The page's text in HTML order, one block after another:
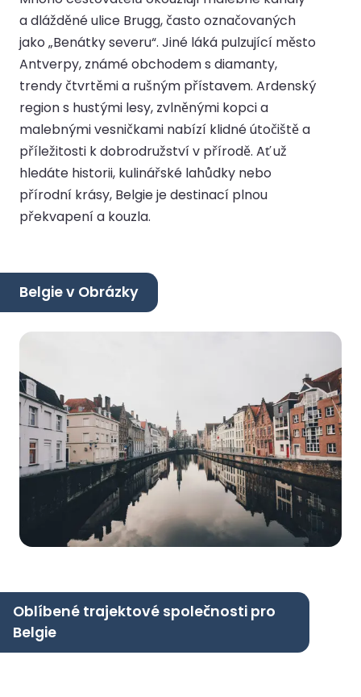
a dlážděné ulice Brugg, často označovaných
jako „Benátky severu“. Jiné láká pulzující město
Antverpy, známé obchodem s diamanty,
trendy čtvrtěmi a rušným přístavem. Ardenský
region s hustými lesy, zvlněnými kopci a
malebnými vesničkami nabízí klidné útočiště a
příležitosti k dobrodružství v přírodě. Ať už
hledáte historii, kulinářské lahůdky nebo
přírodní krásy, Belgie je destinací plnou
překvapení a kouzla.
Belgie v Obrázky
Oblíbené trajektové společnosti pro
Belgie